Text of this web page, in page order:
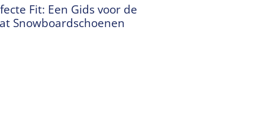
Fit: Een Gids voor de
Snowboardschoenen